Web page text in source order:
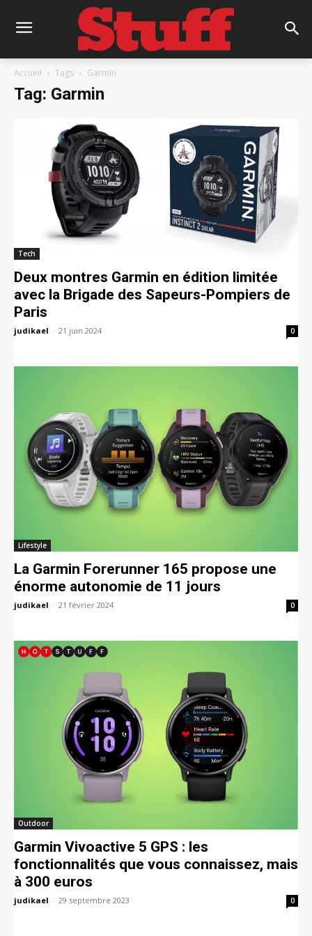
Accueil Tags Garmin
Tag: Garmin
Tech
Deux montres Garmin en édition limitée
avec la Brigade des Sapeurs-Pompiers de
Paris
judikael - 21 juin 2024 0
Lifestyle
La Garmin Forerunner 165 propose une
énorme autonomie de 11 jours
judikael - 21 février 2024 0
Outdoor
Garmin Vivoactive 5 GPS : les
fonctionnalités que vous connaissez, mais
à 300 euros
judikael - 29 septembre 2023 0